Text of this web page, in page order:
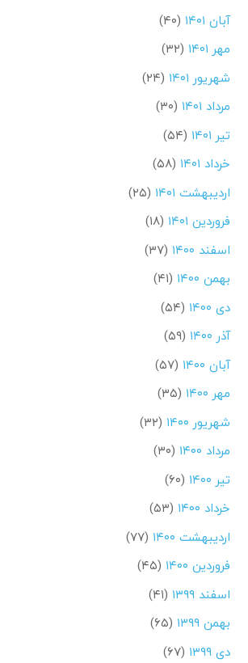
آبان ۱۴۰۱
(۴۰)
مهر ۱۴۰۱
(۳۲)
شهریور ۱۴۰۱
(۲۴)
مرداد ۱۴۰۱
(۳۰)
تیر ۱۴۰۱
(۵۴)
خرداد ۱۴۰۱
(۵۸)
اردیبهشت ۱۴۰۱
(۲۵)
فروردین ۱۴۰۱
(۱۸)
اسفند ۱۴۰۰
(۳۷)
بهمن ۱۴۰۰
(۴۱)
دی ۱۴۰۰
(۵۴)
آذر ۱۴۰۰
(۵۹)
آبان ۱۴۰۰
(۵۷)
مهر ۱۴۰۰
(۳۵)
شهریور ۱۴۰۰
(۳۲)
مرداد ۱۴۰۰
(۳۰)
تیر ۱۴۰۰
(۶۰)
خرداد ۱۴۰۰
(۵۳)
اردیبهشت ۱۴۰۰
(۷۷)
فروردین ۱۴۰۰
(۴۵)
اسفند ۱۳۹۹
(۴۱)
بهمن ۱۳۹۹
(۶۵)
دی ۱۳۹۹
(۶۷)